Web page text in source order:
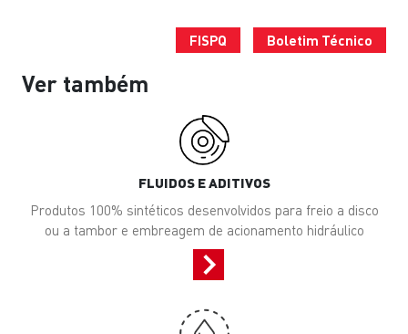
FISPQ Boletim Técnico
Ver também
FLUIDOS E ADITIVOS
Produtos 100% sintéticos desenvolvidos para freio a disco
ou a tambor e embreagem de acionamento hidráulico